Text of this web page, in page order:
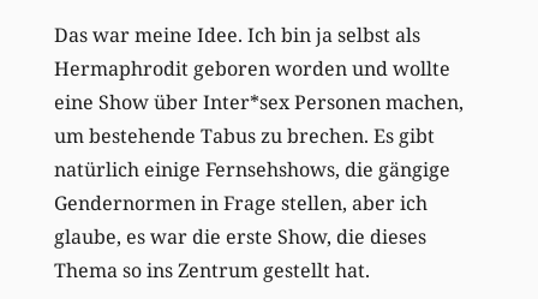
Das war meine Idee. Ich bin ja selbst als
Hermaphrodit geboren worden und wollte
eine Show über Inter*sex Personen machen,
um bestehende Tabus zu brechen. Es gibt
natürlich einige Fernsehshows, die gängige
Gendernormen in Frage stellen, aber ich
glaube, es war die erste Show, die dieses
Thema so ins Zentrum gestellt hat.